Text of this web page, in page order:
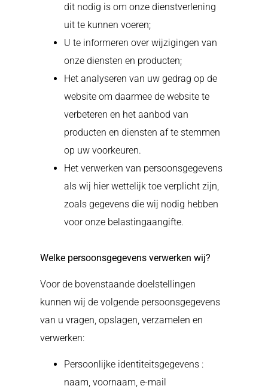
dit nodig is om onze dienstverlening
uit te kunnen voeren;
U te informeren over wijzigingen van
onze diensten en producten;
Het analyseren van uw gedrag op de
website om daarmee de website te
verbeteren en het aanbod van
producten en diensten af te stemmen
op uw voorkeuren.
Het verwerken van persoonsgegevens
als wij hier wettelijk toe verplicht zijn,
zoals gegevens die wij nodig hebben
voor onze belastingaangifte.
Welke persoonsgegevens verwerken wij?
Voor de bovenstaande doelstellingen
kunnen wij de volgende persoonsgegevens
van u vragen, opslagen, verzamelen en
verwerken:
Persoonlijke identiteitsgegevens :
naam, voornaam, e-mail